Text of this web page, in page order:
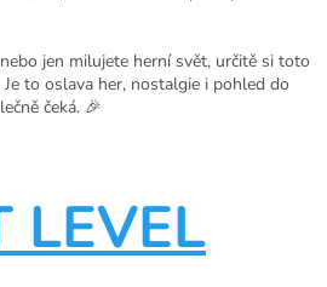
jen milujete herní svět, určitě si toto
to oslava her, nostalgie i pohled do
čeká. 🎉
LEVEL